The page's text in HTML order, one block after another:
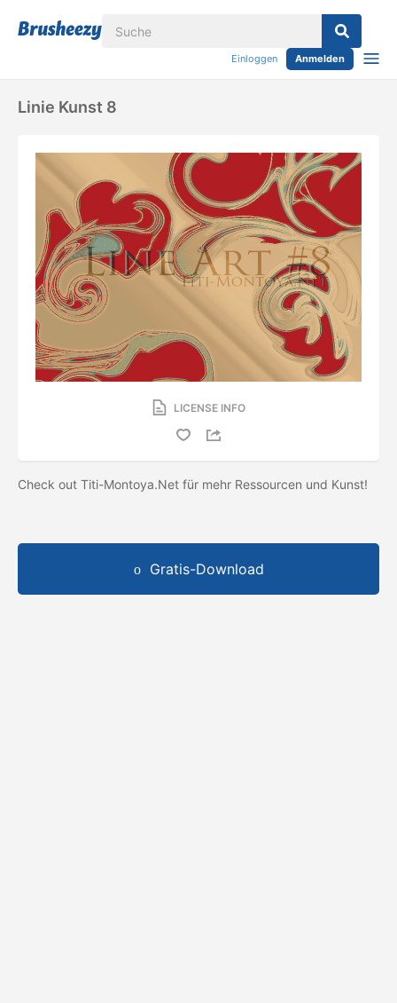
Einloggen Anmelden
Linie Kunst 8
LICENSE INFO
Check out Titi-Montoya.Net für mehr Ressourcen und Kunst!
Gratis-Download